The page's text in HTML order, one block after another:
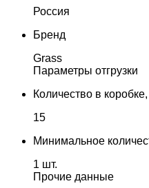
Россия
Бренд
Grass
Параметры отгрузки
Количество в
15
Минимальное
1 шт.
Прочие данные